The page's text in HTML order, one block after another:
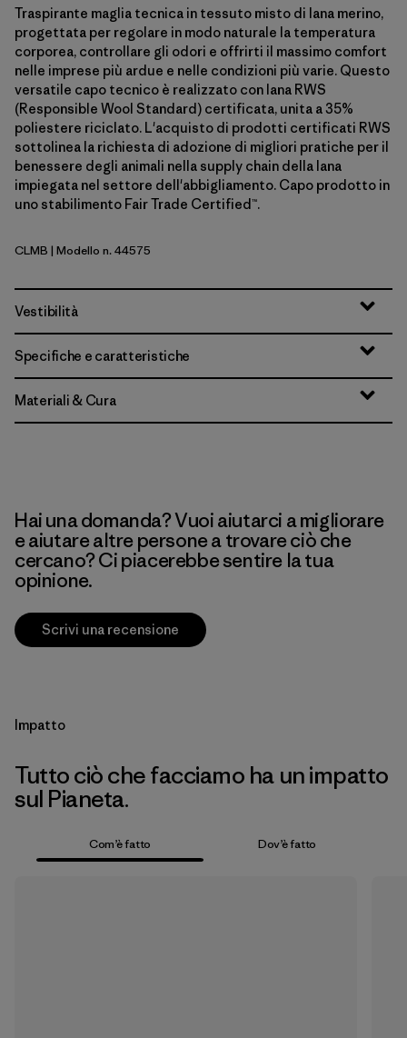
Traspirante maglia tecnica in tessuto misto di lana merino,
progettata per regolare in modo naturale la temperatura
corporea, controllare gli odori e offrirti il massimo comfort
nelle imprese più ardue e nelle condizioni più varie. Questo
versatile capo tecnico è realizzato con lana RWS
(Responsible Wool Standard) certificata, unita a 35%
poliestere riciclato. L'acquisto di prodotti certificati RWS
sottolinea la richiesta di adozione di migliori pratiche per il
benessere degli animali nella supply chain della lana
impiegata nel settore dell'abbigliamento. Capo prodotto in
uno stabilimento Fair Trade Certified™.
Clement Blue
CLMB | Modello n. 44575
Vestibilità
Specifiche e caratteristiche
Materiali & Cura
Hai una domanda? Vuoi aiutarci a migliorare
e aiutare altre persone a trovare ciò che
cercano? Ci piacerebbe sentire la tua
opinione.
Scrivi una recensione
Impatto
Tutto ciò che facciamo ha un impatto
sul Pianeta.
Com’è fatto Dov’è fatto